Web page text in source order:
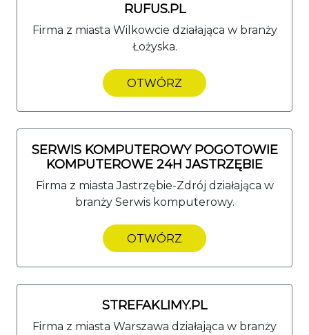
RUFUS.PL
Firma z miasta Wilkowcie działająca w branży
Łożyska.
OTWÓRZ
SERWIS KOMPUTEROWY POGOTOWIE
KOMPUTEROWE 24H JASTRZĘBIE
Firma z miasta Jastrzębie-Zdrój działająca w
branży Serwis komputerowy.
OTWÓRZ
STREFAKLIMY.PL
Firma z miasta Warszawa działająca w branży